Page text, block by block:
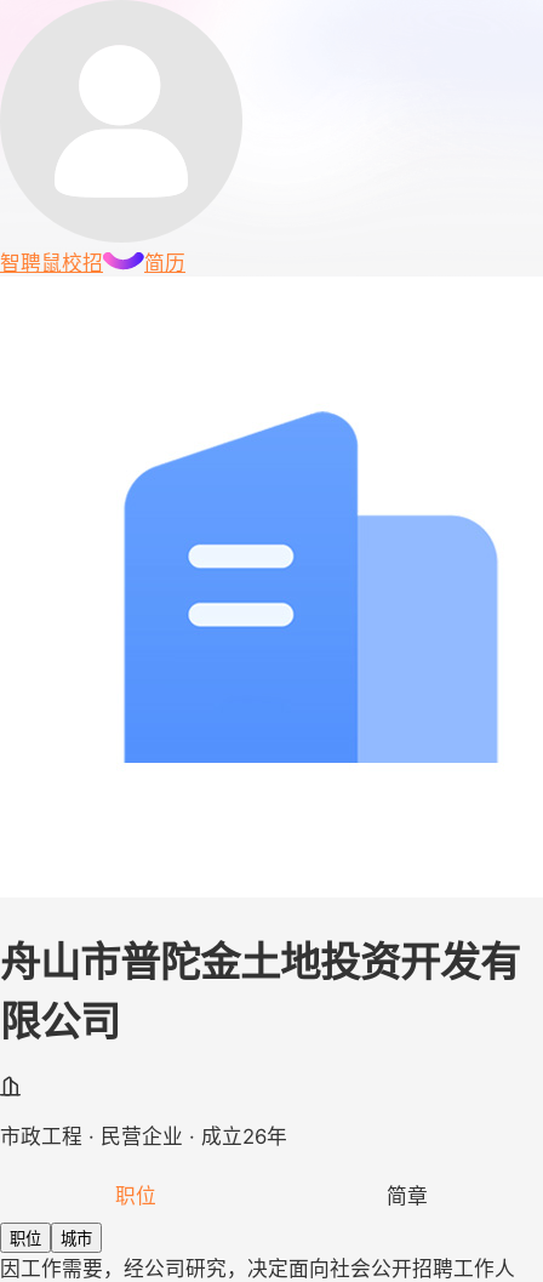
智聘鼠校招 简历
舟山市普陀金土地投资开发有
限公司
市政工程 · 民营企业 · 成立26年
职位 简章
职位 城市
因工作需要，经公司研究，决定面向社会公开招聘工作人